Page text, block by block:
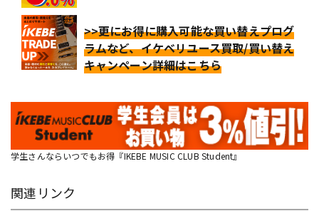
>>更にお得に購入可能な買い替えプログ
ラムなど、イケベリユース買取/買い替え
キャンペーン詳細はこちら
学生さんならいつでもお得『IKEBE MUSIC CLUB Student』
関連リンク